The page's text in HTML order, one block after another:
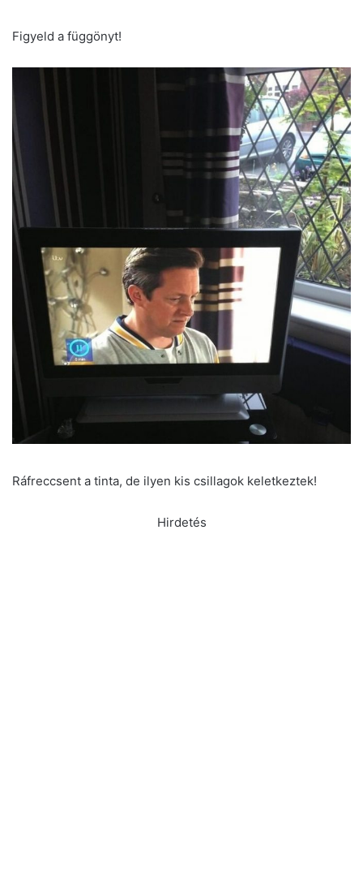
Figyeld a függönyt!
Ráfreccsent a tinta, de ilyen kis csillagok keletkeztek!
Hirdetés